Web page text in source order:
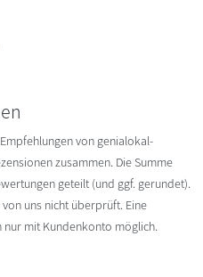
von genialokal-
zusammen. Die Summe
geteilt (und ggf. gerundet).
uns nicht überprüft. Eine
mit Kundenkonto möglich.